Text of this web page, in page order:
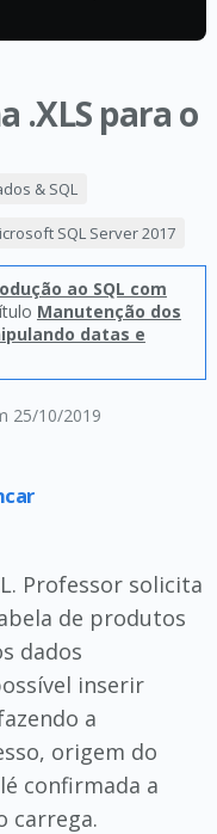
.XLS para o
25/10/2019
& SQL
SQL Server 2017
ao SQL com
Manutenção dos
datas e
Professor solicita
de produtos
dados
inserir
a
origem do
confirmada a
carrega.